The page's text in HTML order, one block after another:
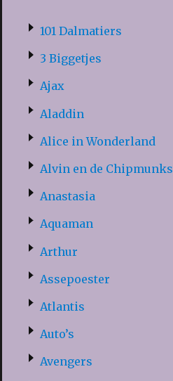
101 Dalmatiers
3 Biggetjes
Ajax
Aladdin
Alice in Wonderland
Alvin en de Chipmunks
Anastasia
Aquaman
Arthur
Assepoester
Atlantis
Auto’s
Avengers